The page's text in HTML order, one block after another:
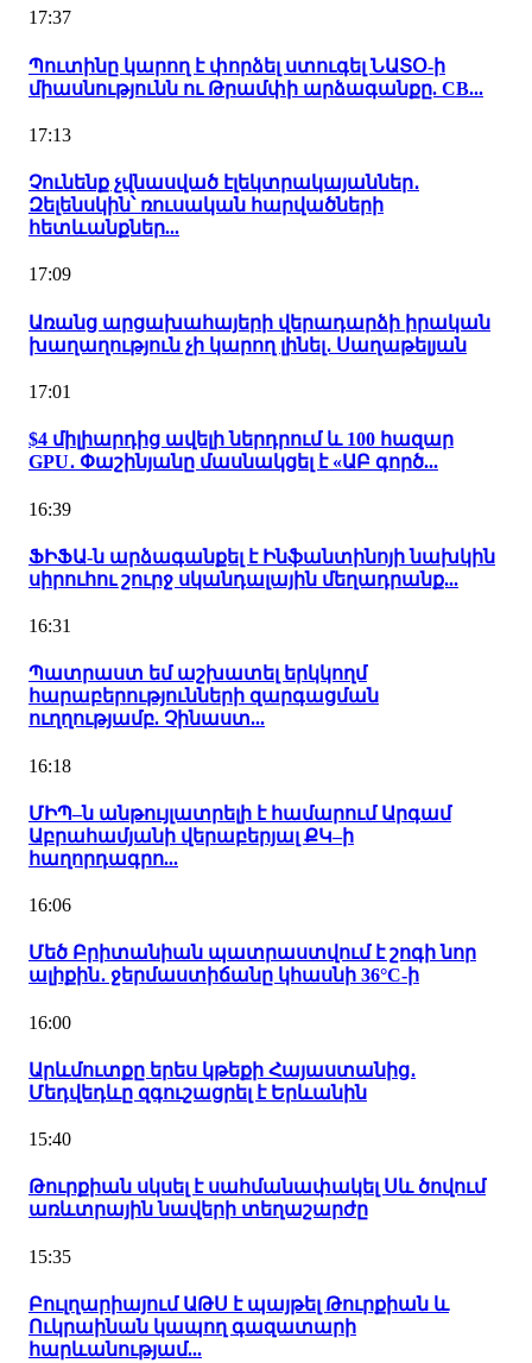
17:37
Պուտինը կարող է փորձել ստուգել ՆԱՏՕ-ի
միասնությունն ու Թրամփի արձագանքը. CB...
17:13
Չունենք չվնասված էլեկտրակայաններ․
Զելենսկին՝ ռուսական հարվածների
հետևանքներ...
17:09
Առանց արցախահայերի վերադարձի իրական
խաղաղություն չի կարող լինել․ Սաղաթելյան
17:01
$4 միլիարդից ավելի ներդրում և 100 հազար
GPU․ Փաշինյանը մասնակցել է «ԱԲ գործ...
16:39
ՖԻՖԱ-ն արձագանքել է Ինֆանտինոյի նախկին
սիրուհու շուրջ սկանդալային մեղադրանք...
16:31
Պատրաստ եմ աշխատել երկկողմ
հարաբերությունների զարգացման
ուղղությամբ. Չինաստ...
16:18
ՄԻՊ–ն անթույլատրելի է համարում Արգամ
Աբրահամյանի վերաբերյալ ՔԿ–ի
հաղորդագրո...
16:06
Մեծ Բրիտանիան պատրաստվում է շոգի նոր
ալիքին․ ջերմաստիճանը կհասնի 36°C-ի
16:00
Արևմուտքը երես կթեքի Հայաստանից․
Մեդվեդևը զգուշացրել է Երևանին
15:40
Թուրքիան սկսել է սահմանափակել Սև ծովում
առևտրային նավերի տեղաշարժը
15:35
Բուլղարիայում ԱԹՍ է պայթել Թուրքիան և
Ուկրաինան կապող գազատարի
հարևանությամ...